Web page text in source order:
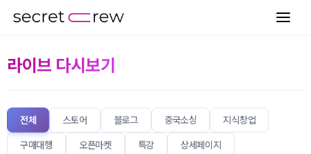
라이브 다시보기
전체 스토어 블로그 중국소싱 지식창업
구매대행 오픈마켓 특강 상세페이지